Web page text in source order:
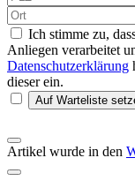
Ich stimme zu,
Anliegen verarbeitet
Datenschutzerklärung
dieser ein.
Auf Warteliste
Artikel wurde in den